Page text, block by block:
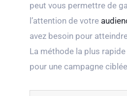
peut vous permettre de
l’attention de votre
avez besoin pour
La méthode la plus
pour une campagne